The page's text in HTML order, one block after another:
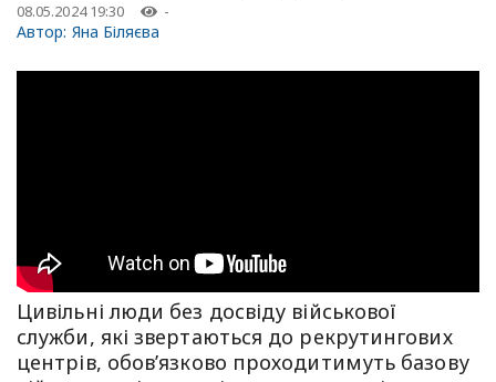
08.05.2024 19:30 -
Автор: Яна Біляєва
Цивільні люди без досвіду військової
служби, які звертаються до рекрутингових
центрів, обов’язково проходитимуть базову